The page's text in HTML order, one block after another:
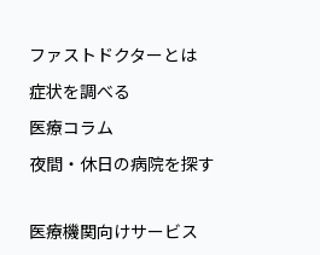
ファストドクターとは
症状を調べる
医療コラム
夜間・休日の病院を探す
医療機関向けサービス